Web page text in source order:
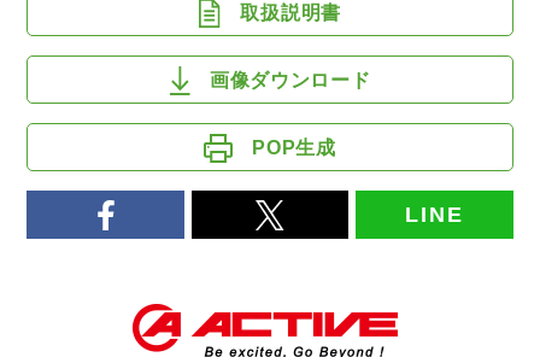
取扱説明書
画像ダウンロード
POP生成
LINE